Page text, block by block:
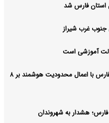
استان فارس شد
جنوب غرب شیراز
آموزشی است
کاهش ۴.۵ مگاوات مصرف برق در فارس با اعمال محدودیت هوشمند بر ۸
فارس؛ هشدار به شهروندان